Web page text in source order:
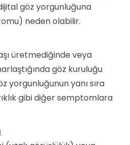
göz yorgunluğuna
neden olabilir.
üretmediğinde veya
göz kuruluğu
yorgunluğunun yanı sıra
gibi diğer semptomlara